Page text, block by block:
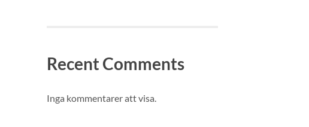
Recent Comments
Inga kommentarer att visa.